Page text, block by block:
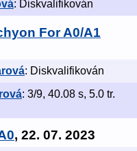
: Diskvalifikován
For A0/A1
: Diskvalifikován
: 3/9, 40.08 s, 5.0 tr.
, 22. 07. 2023